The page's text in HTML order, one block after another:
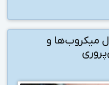
میکروب‌ها و